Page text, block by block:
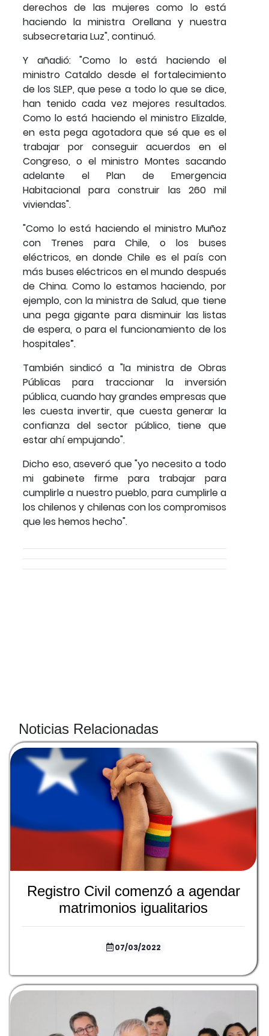
derechos de las mujeres como lo está
haciendo la ministra Orellana y nuestra
subsecretaria Luz", continuó.
Y añadió: "Como lo está haciendo el
ministro Cataldo desde el fortalecimiento
de los SLEP, que pese a todo lo que se dice,
han tenido cada vez mejores resultados.
Como lo está haciendo el ministro Elizalde,
en esta pega agotadora que sé que es el
trabajar por conseguir acuerdos en el
Congreso, o el ministro Montes sacando
adelante el Plan de Emergencia
Habitacional para construir las 260 mil
viviendas".
"Como lo está haciendo el ministro Muñoz
con Trenes para Chile, o los buses
eléctricos, en donde Chile es el país con
más buses eléctricos en el mundo después
de China. Como lo estamos haciendo, por
ejemplo, con la ministra de Salud, que tiene
una pega gigante para disminuir las listas
de espera, o para el funcionamiento de los
hospitales”.
También sindicó a "la ministra de Obras
Públicas para traccionar la inversión
pública, cuando hay grandes empresas que
les cuesta invertir, que cuesta generar la
confianza del sector público, tiene que
estar ahí empujando".
Dicho eso, aseveró que "yo necesito a todo
mi gabinete firme para trabajar para
cumplirle a nuestro pueblo, para cumplirle a
los chilenos y chilenas con los compromisos
que les hemos hecho".
Noticias Relacionadas
Registro Civil comenzó a agendar
matrimonios igualitarios
07/03/2022